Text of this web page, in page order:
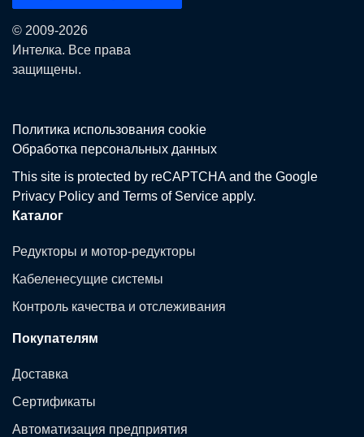
© 2009-2026
Интелка. Все права
защищены.
Политика использования сookie
Обработка персональных данных
This site is protected by reCAPTCHA and the Google
Privacy Policy and Terms of Service apply.
Каталог
Редукторы и мотор-редукторы
Кабеленесущие системы
Контроль качества и отслеживания
Покупателям
Доставка
Сертификаты
Автоматизация предприятия